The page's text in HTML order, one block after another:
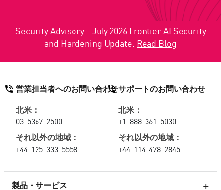
Security Advisory - July 2026 Frontier AI Security
and Hardening Update. Read Blog
製品・サービス
営業担当者へのお問い合わせ
北米：
03-5367-2500
それ以外の地域：
+44-125-333-5558
サポートのお問い合わせ
北米：
+1-888-361-5030
それ以外の地域：
+44-114-478-2845